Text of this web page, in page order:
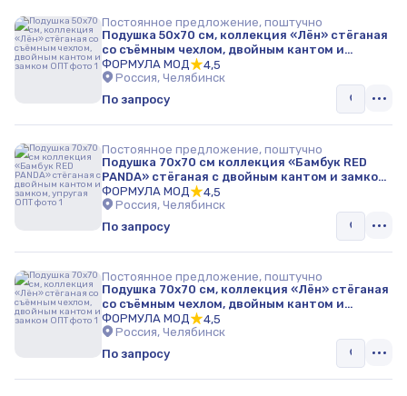
Постоянное предложение, поштучно
Подушка 50х70 см, коллекция «Лён» стёганая
со съёмным чехлом, двойным кантом и
замком ОПТ
ФОРМУЛА МОД
4,5
Россия, Челябинск
По запросу
Постоянное предложение, поштучно
Подушка 70х70 см коллекция «Бамбук RED
PANDA» стёганая с двойным кантом и замком,
упругая ОПТ
ФОРМУЛА МОД
4,5
Россия, Челябинск
По запросу
Постоянное предложение, поштучно
Подушка 70х70 см, коллекция «Лён» стёганая
со съёмным чехлом, двойным кантом и
замком ОПТ
ФОРМУЛА МОД
4,5
Россия, Челябинск
По запросу